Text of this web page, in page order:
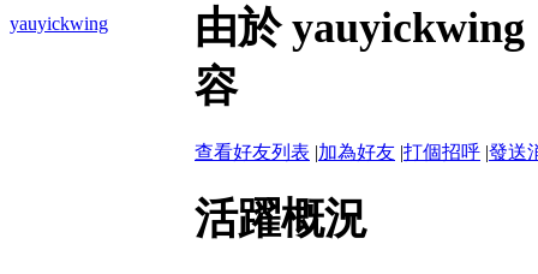
yauyickwing
由於
容
查看好友列表 |加為好友 |打個招呼 |發送
活躍概況